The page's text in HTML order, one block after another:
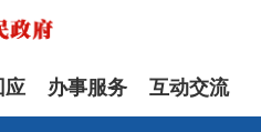
应 办事服务 互动交流